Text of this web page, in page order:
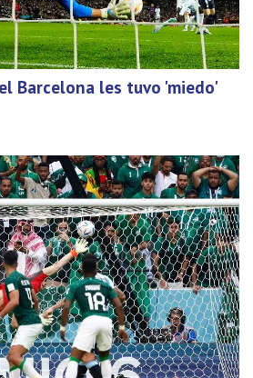
Barcelona les tuvo 'miedo'